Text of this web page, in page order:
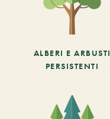
ALBERI E ARBUSTI
PERSISTENTI